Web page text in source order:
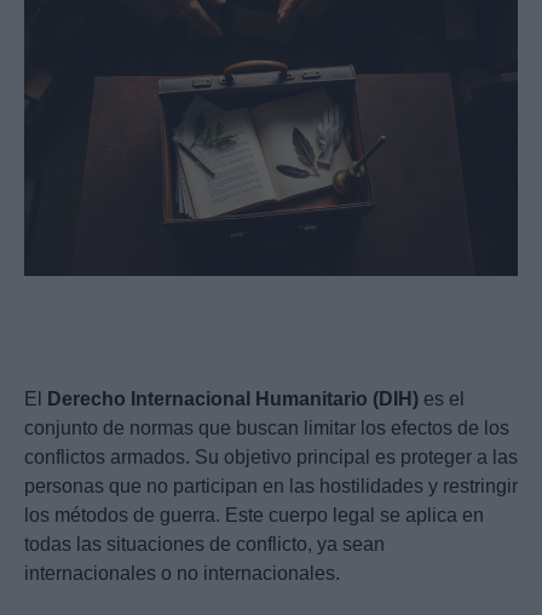
El Derecho Internacional Humanitario (DIH) es el
conjunto de normas que buscan limitar los efectos de los
conflictos armados. Su objetivo principal es proteger a las
personas que no participan en las hostilidades y restringir
los métodos de guerra. Este cuerpo legal se aplica en
todas las situaciones de conflicto, ya sean
internacionales o no internacionales.